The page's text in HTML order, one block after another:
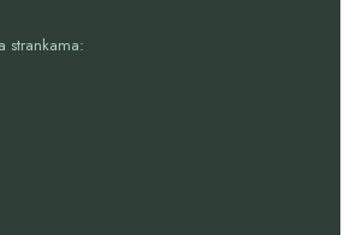
strankama: